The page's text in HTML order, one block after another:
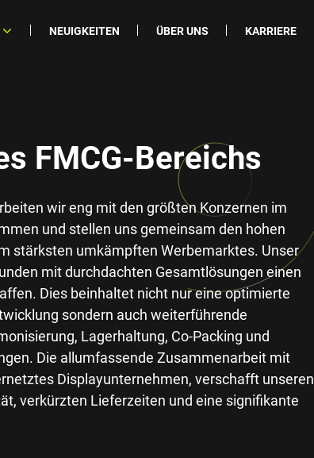
NEUIGKEITEN ÜBER UNS KARRIERE
FMCG-Bereichs
wir eng mit den größten Konzernen im
und stellen uns gemeinsam den hohen
stärksten umkämpften Werbemarktes. Unser
mit durchdachten Gesamtlösungen einen
Dies beinhaltet nicht nur eine optimierte
sondern auch weiterführende
Lagerhaltung, Co-Packing und
Die allumfassende Zusammenarbeit mit
Displayunternehmen, verschafft unseren
verkürzten Lieferzeiten und eine signifikante